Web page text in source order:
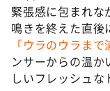
緊張感に包まれな
鳴きを終えた直後
「ウラのウラまで
ンサーからの温
しいフレッシュな